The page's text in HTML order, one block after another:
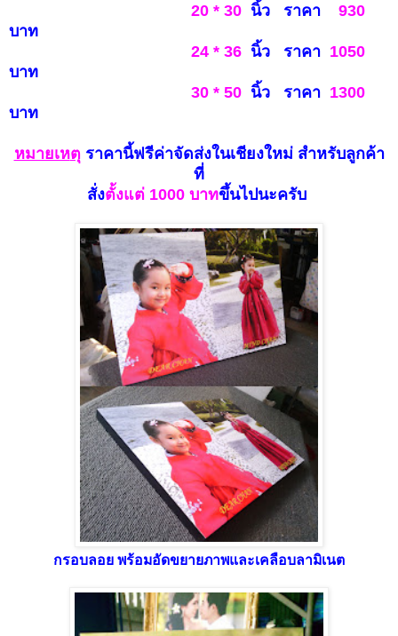
20 * 30 นิ้ว ราคา 930
บาท
24 * 36 นิ้ว ราคา 1050
บาท
30 * 50 นิ้ว ราคา 1300
บาท
หมายเหตุราคานี้ฟรีค่าจัดส่งในเชียงใหม่ สำหรับลูกค้า
ที่
สั่งตั้งแต่ 1000 บาทขึ้นไปนะครับ
กรอบลอย พร้อมอัดขยายภาพและเคลือบลามิเนต